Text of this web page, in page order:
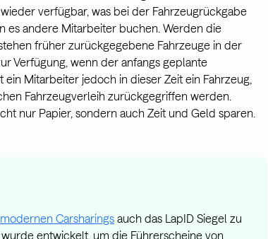
verfügbar, was bei der Fahrzeugrückgabe
es andere Mitarbeiter buchen. Werden die
früher zurückgegebene Fahrzeuge in der
Verfügung, wenn der anfangs geplante
Mitarbeiter jedoch in dieser Zeit ein Fahrzeug,
Fahrzeugverleih zurückgegriffen werden.
nur Papier, sondern auch Zeit und Geld sparen.
modernen Carsharings auch das LapID Siegel zu
wurde entwickelt, um die Führerscheine von